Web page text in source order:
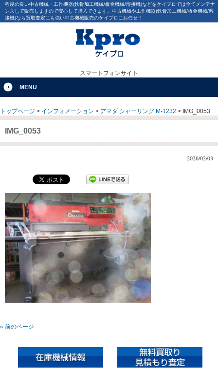
程度の良い中古機械・工作機器(鉄骨加工機械/板金機械/溶接機)などをケイプロでは全てメンテナ
ンスして販売しますので安心して購入できます。中古機械や工作機器(鉄骨加工機械/板金機械/溶
接機)なら買取査定にも強い中古機械販売のケイプロにお任せ！
スマートフォンサイト
MENU
トップページ > インフォメーション > アマダ シャーリング M-1232 > IMG_0053
IMG_0053
2026/02/03
« 前のページ